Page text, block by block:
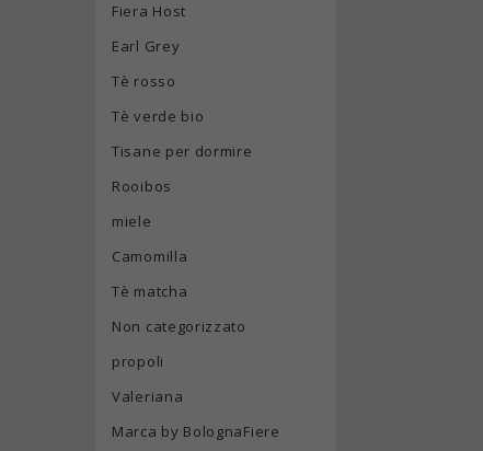
Fiera Host
Earl Grey
Tè rosso
Tè verde bio
Tisane per dormire
Rooibos
miele
Camomilla
Tè matcha
Non categorizzato
propoli
Valeriana
Marca by BolognaFiere